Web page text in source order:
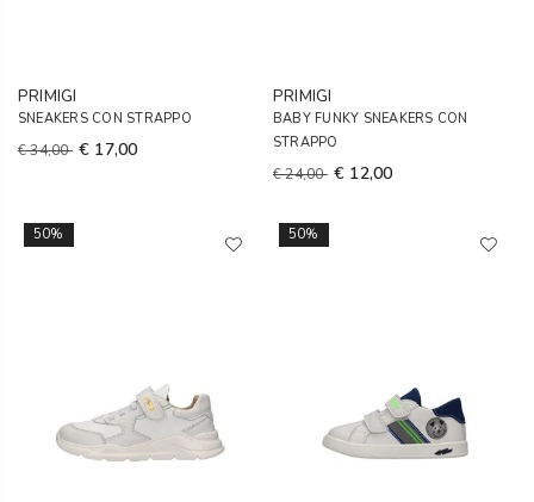
PRIMIGI
SNEAKERS CON STRAPPO
€ 34,00 € 17,00
PRIMIGI
BABY FUNKY SNEAKERS CON
STRAPPO
€ 24,00 € 12,00
50% 50%